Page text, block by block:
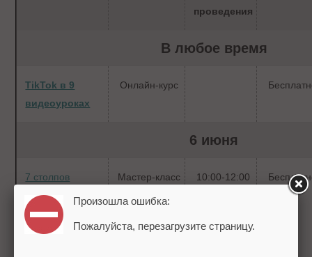
проведения
В любое время
TikTok в 9
видеоуроках
Онлайн-курс
6 июня
7 столпов
построения
системы в
бизнесе и
Мастер-класс 10:00-12:00
Произошла ошибка:
Пожалуйста, перезагрузите страницу.